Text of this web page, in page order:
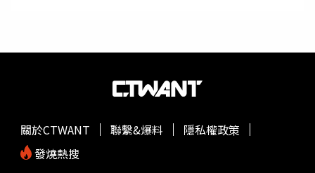
關於CTWANT 聯繫&爆料
隱私權政策
發燒熱搜